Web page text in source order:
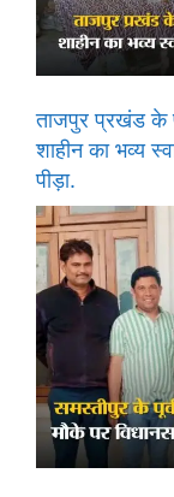
ताजपुर प्रखंड के
शाहीन का भव्य
पीड़ा.